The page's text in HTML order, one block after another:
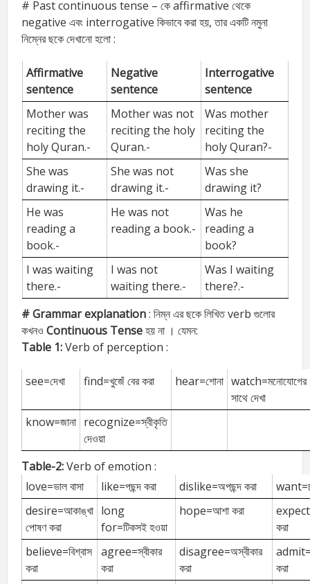
# Past continuous tense – কে affirmative থেকে
negative এবং interrogative কিভাবে করা হয়, তার একটি নমুনা
নিম্নের ছকে দেখানো হলো :
Affirmative
sentence
Negative
sentence
Interrogative
sentence
Mother was
reciting the
holy Quran.-
Mother was not
reciting the holy
Quran.-
Was mother
reciting the
holy Quran?-
She was
drawing it.-
She was not
drawing it.-
Was she
drawing it?
He was
reading a
book.-
He was not
reading a book.-
Was he
reading a
book?
I was waiting
there.-
I was not
waiting there.-
Was I waiting
there?.-
# Grammar explanation: নিম্ন এর ছকে লিখিত verb গুলোর
কখনওContinuous Tenseহয় না । যেমন:
Table 1:Verb of perception :
see=দেখা find=খুজেঁ বের করা hear=শোনা watch=মনোযোগের
সাথে দেখা
know=জানা recognize=স্বীকৃতি
দেওয়া
Table-2:Verb of emotion :
love=ভাল বাসা
like=পছন্দ করা dislike=অপছন্দ করা
desire=আকাঙ্খা
পোষণ করা
long
for=টিকসই হওয়া
hope=আশা করা
করা
believe=বিশ্বাস
করা
agree=স্বীকার
করা
disagree=অস্বীকার
করা
করা